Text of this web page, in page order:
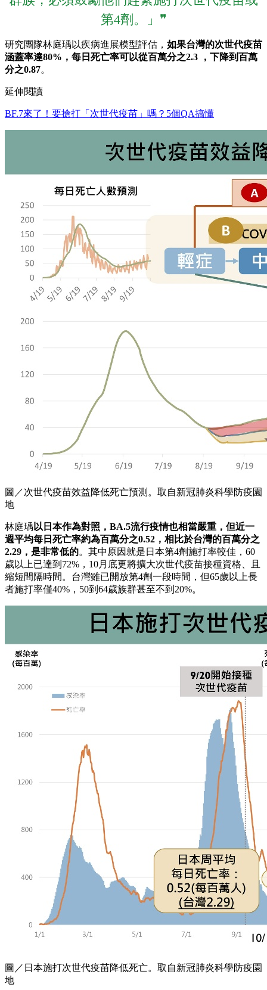
第4劑。」❞
研究團隊林庭瑀以疾病進展模型評估， 如果台灣的次世代疫苗
涵蓋率達80%，每日死亡率可以從百萬分之2.3 ，下降到百萬
分之0.87。
延伸閱讀
BF.7來了！要搶打「次世代疫苗」嗎？5個QA搞懂
圖／次世代疫苗效益降低死亡預測。取自新冠肺炎科學防疫園
地
林庭瑀 以日本作為對照，BA.5流行疫情也相當嚴重，但近一
週平均每日死亡率約為百萬分之0.52，相比於台灣的百萬分之
2.29，是非常低的。其中原因就是日本第4劑施打率較佳，60
歲以上已達到72%，10月底更將擴大次世代疫苗接種資格、且
縮短間隔時間。台灣雖已開放第4劑一段時間，但65歲以上長
者施打率僅40%，50到64歲族群甚至不到20%。
圖／日本施打次世代疫苗降低死亡。取自新冠肺炎科學防疫園
地